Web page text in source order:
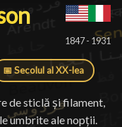
1847 - 1931
📅 Secolul al XX-lea
de sticlă și filament,
umbrite ale nopții.